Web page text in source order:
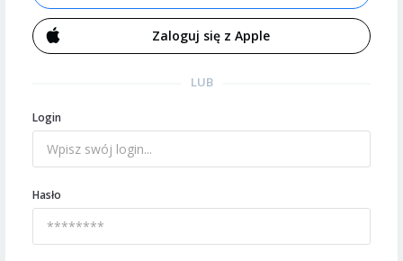
Zaloguj się z Apple
LUB
Login
Hasło